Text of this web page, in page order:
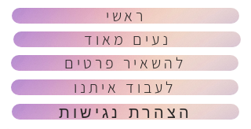
נעים מאוד
להשאיר פרטים
לעבוד איתנו
ראשי
הצהרת נגישות